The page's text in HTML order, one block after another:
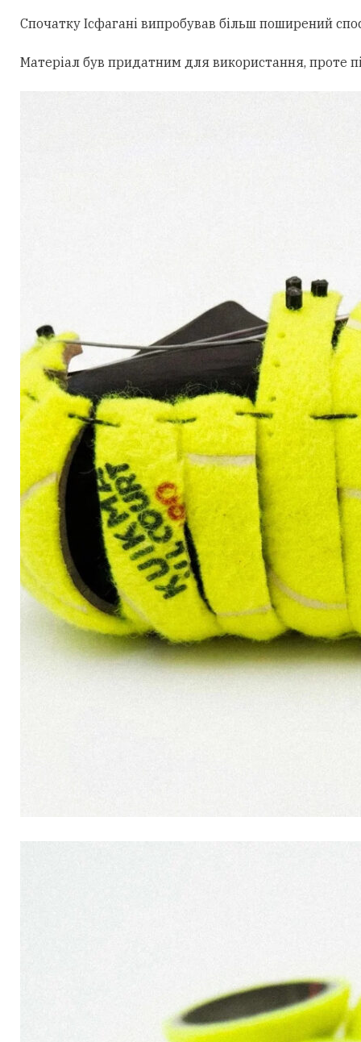
Спочатку Ісфагані випробував більш поширений
Матеріал був придатним для використання, проте